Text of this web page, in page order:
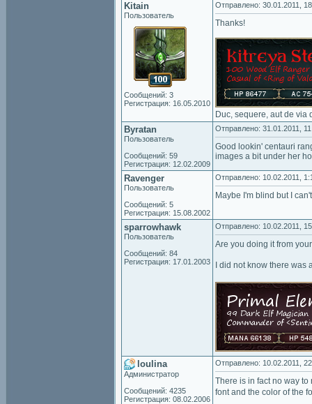
Kitain
Пользователь
Сообщений: 3
Регистрация: 16.05.2010
Отправлено: 30.01.2011,
Thanks!
Duc, sequere, aut de via
Byratan
Пользователь
Сообщений: 59
Регистрация: 12.02.2009
Отправлено: 31.01.2011,
Good lookin' centauri
images a bit under her
Ravenger
Пользователь
Сообщений: 5
Регистрация: 15.08.2002
Отправлено: 10.02.2011,
Maybe I'm blind but I
sparrowhawk
Пользователь
Сообщений: 84
Регистрация: 17.01.2003
Отправлено: 10.02.2011,
Are you doing it from
I did not know there was
loulina
Администратор
Сообщений: 4235
Регистрация: 08.02.2006
Отправлено: 10.02.2011,
There is in fact no way
font and the color of the